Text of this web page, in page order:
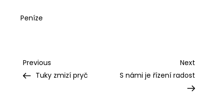
Peníze
Navigace
Previous
Post
Previous
Tuky zmizí pryč
Next
Post
Next
S námi je řízení radost